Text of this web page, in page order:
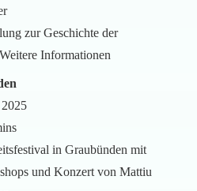
zur Geschichte der
Weitere Informationen
in Graubünden mit
und Konzert von Mattiu